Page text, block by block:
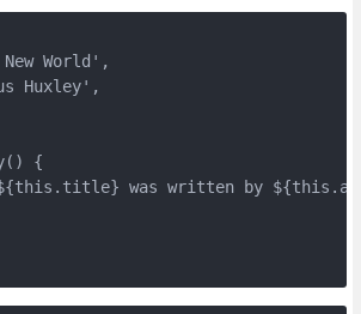
World',
Huxley',
{
was written by